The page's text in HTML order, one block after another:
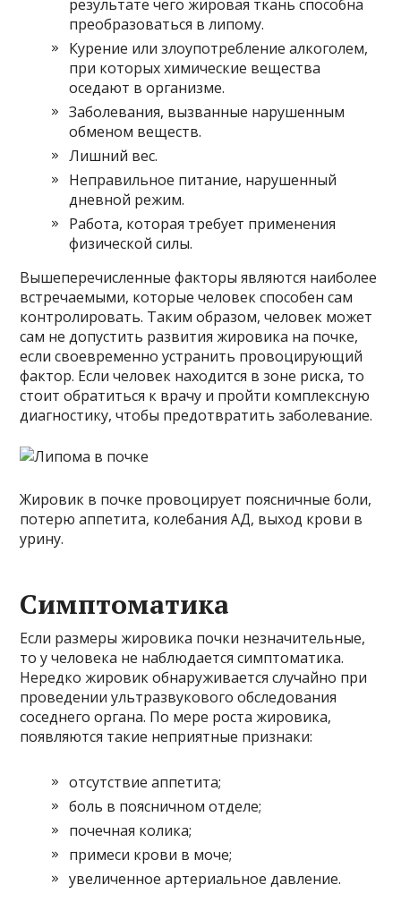
результате чего жировая ткань способна
преобразоваться в липому.
Курение или злоупотребление алкоголем,
при которых химические вещества
оседают в организме.
Заболевания, вызванные нарушенным
обменом веществ.
Лишний вес.
Неправильное питание, нарушенный
дневной режим.
Работа, которая требует применения
физической силы.
Вышеперечисленные факторы являются наиболее
встречаемыми, которые человек способен сам
контролировать. Таким образом, человек может
сам не допустить развития жировика на почке,
если своевременно устранить провоцирующий
фактор. Если человек находится в зоне риска, то
стоит обратиться к врачу и пройти комплексную
диагностику, чтобы предотвратить заболевание.
Жировик в почке провоцирует поясничные боли,
потерю аппетита, колебания АД, выход крови в
урину.
Симптоматика
Если размеры жировика почки незначительные,
то у человека не наблюдается симптоматика.
Нередко жировик обнаруживается случайно при
проведении ультразвукового обследования
соседнего органа. По мере роста жировика,
появляются такие неприятные признаки:
отсутствие аппетита;
боль в поясничном отделе;
почечная колика;
примеси крови в моче;
увеличенное артериальное давление.